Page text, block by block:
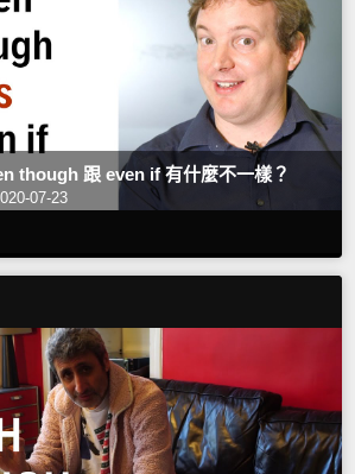
though 跟 even if 有什麼不一樣？
07-23